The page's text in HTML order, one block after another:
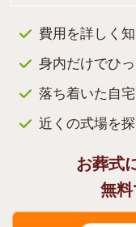
費用を詳しく
身内だけでひ
落ち着いた自
近くの式場を
お葬式
無料